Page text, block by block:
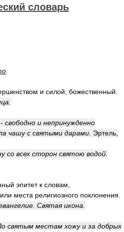
словарь
и силой; божественный.
свободно и непринужденно
чашу с святыми дарами. Эртель,
со всех сторон святою водой.
эпитет к словам,
места религиозного поклонения.
Святая икона.
святым местам хожу и за добрых